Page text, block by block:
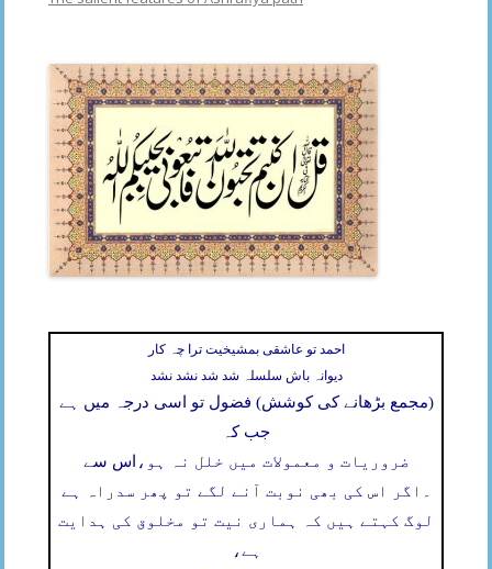
احمد تو عاشقی بمشیخیت ترا چہ کار
دیوانہ باش سلسلہ شد شد نشد نشد
(مجمع بڑھانے کی کوشش) فضول تو اسی درجہ میں ہے
جب کہ
اس سے ضروریات و معمولات میں خلل نہ ہو،
اگر اس کی بھی نوبت آنے لگے تو پھر سدراہ ہے
لوگ کہتے ہیں کہ ہماری نیت تو مخلوق کی ہدایت
ہے،